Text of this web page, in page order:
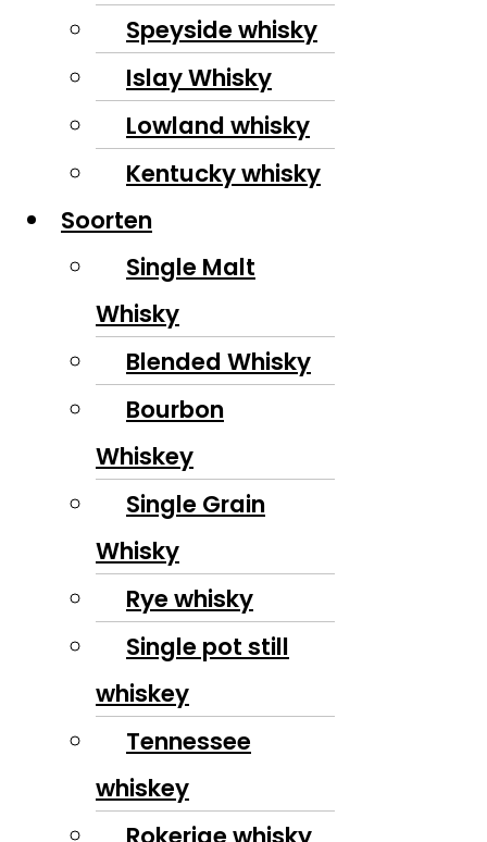
Speyside whisky
Islay Whisky
Lowland whisky
Kentucky whisky
Soorten
Single Malt
Whisky
Blended Whisky
Bourbon
Whiskey
Single Grain
Whisky
Rye whisky
Single pot still
whiskey
Tennessee
whiskey